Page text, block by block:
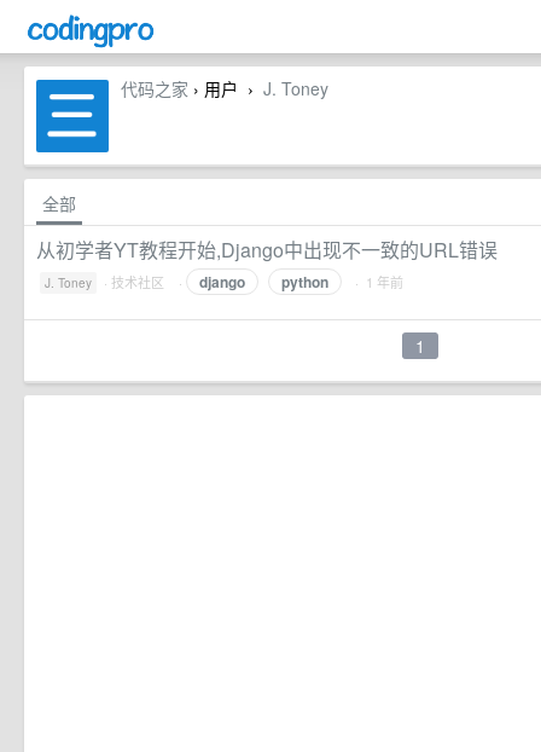
代码之家 › 用户 › J. Toney
全部
从初学者YT教程开始,Django中出现不一致的URL错误
J. Toney · 技术社区 · django python · 1 年前
1